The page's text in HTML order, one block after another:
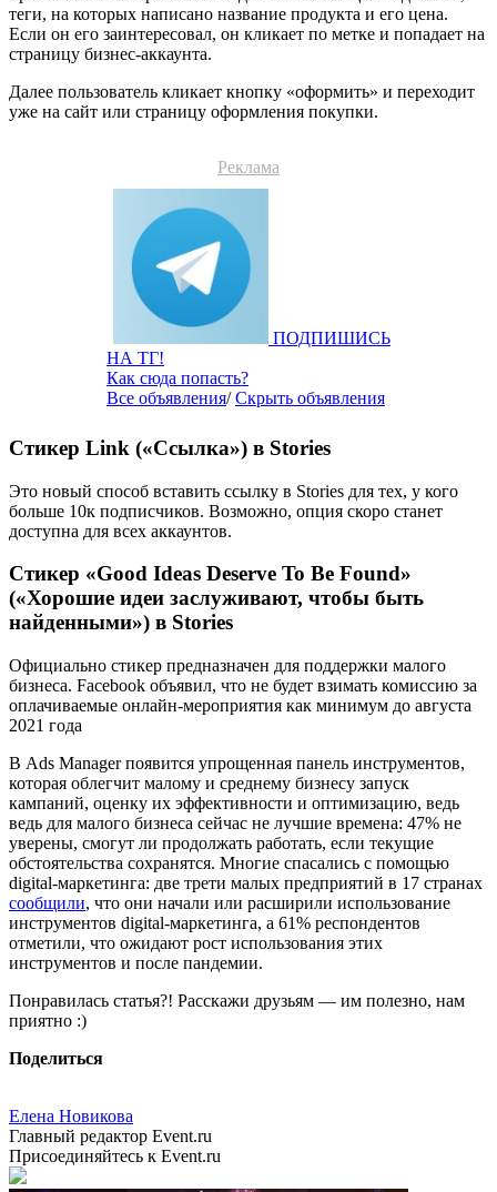
теги, на которых написано название продукта и его цена.
Если он его заинтересовал, он кликает по метке и попадает на
страницу бизнес-аккаунта.
Далее пользователь кликает кнопку «оформить» и переходит
уже на сайт или страницу оформления покупки.
Реклама
ПОДПИШИСЬ
НА ТГ!
Как сюда попасть?
Все объявления/Скрыть объявления
Стикер Link («Ссылка») в Stories
Это новый способ вставить ссылку в Stories для тех, у кого
больше 10к подписчиков. Возможно, опция скоро станет
доступна для всех аккаунтов.
Стикер «Good Ideas Deserve To Be Found»
(«Хорошие идеи заслуживают, чтобы быть
найденными») в Stories
Официально стикер предназначен для поддержки малого
бизнеса. Facebook объявил, что не будет взимать комиссию за
оплачиваемые онлайн-мероприятия как минимум до августа
2021 года
В Ads Manager появится упрощенная панель инструментов,
которая облегчит малому и среднему бизнесу запуск
кампаний, оценку их эффективности и оптимизацию, ведь
ведь для малого бизнеса сейчас не лучшие времена: 47% не
уверены, смогут ли продолжать работать, если текущие
обстоятельства сохранятся. Многие спасались с помощью
digital-маркетинга: две трети малых предприятий в 17 странах
сообщили, что они начали или расширили использование
инструментов digital-маркетинга, а 61% респондентов
отметили, что ожидают рост использования этих
инструментов и после пандемии.
Понравилась статья?! Расскажи друзьям — им полезно, нам
приятно :)
Поделиться
Елена Новикова
Главный редактор Event.ru
Присоединяйтесь к Event.ru